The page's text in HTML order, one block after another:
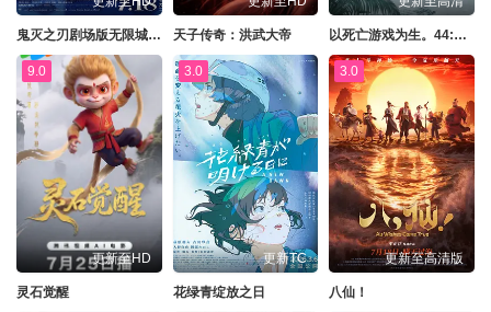
鬼灭之刃剧场版无限城篇第一章猗窝座再来 天子传奇：洪武大帝 以死亡游戏为生。44:CLOUDYBEACH
9.0
更新至HD
灵石觉醒
3.0
更新TC
花绿青绽放之日
3.0
更新至高清版
八仙！